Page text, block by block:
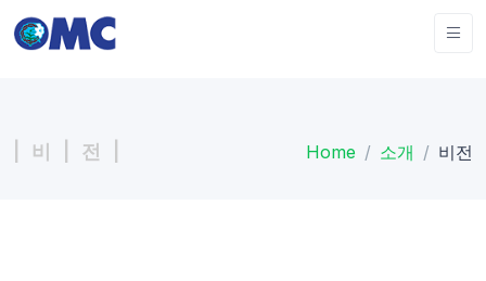
| 비 | 전 | Home 소개 비전